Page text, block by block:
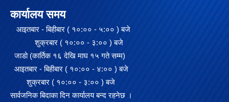
कार्यालय समय
आइतबार - बिहीबार ( १०:०० - ५:०० ) बजे
शुक्रबार ( १०:०० - ३:०० ) बजे
जाडो (कार्तिक १६ देखि माघ १५ गते सम्म)
आइतबार - बिहीबार ( १०:०० - ४:०० ) बजे
शुक्रबार ( १०:०० - ३:०० ) बजे
सार्वजनिक बिदाका दिन कार्यालय बन्द रहनेछ ।